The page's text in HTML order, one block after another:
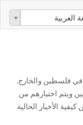
العربية
فلسطين والخارج.
ويتم اختيارهم من
الأخبار الحالية